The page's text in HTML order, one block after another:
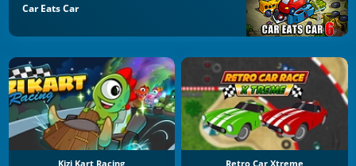
Car Eats Car